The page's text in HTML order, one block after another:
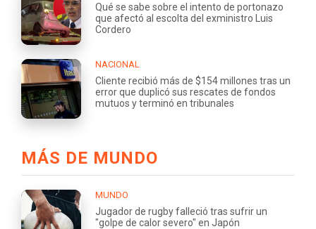
Qué se sabe sobre el intento de portonazo
que afectó al escolta del exministro Luis
Cordero
NACIONAL
Cliente recibió más de $154 millones tras un
error que duplicó sus rescates de fondos
mutuos y terminó en tribunales
MÁS DE MUNDO
MUNDO
Jugador de rugby falleció tras sufrir un
"golpe de calor severo" en Japón